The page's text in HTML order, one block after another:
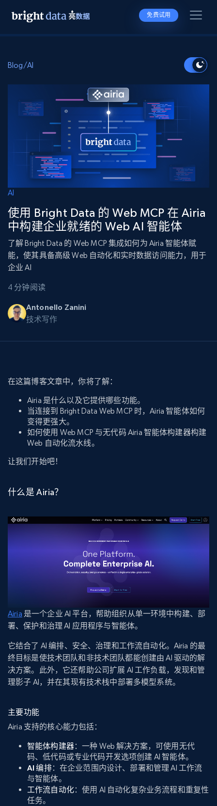
免费试用
Blog/AI
AI
使用 Bright Data 的 Web MCP 在 Airia
中构建企业就绪的 Web AI 智能体
了解 Bright Data 的 Web MCP 集成如何为 Airia 智能体赋
能，使其具备高级 Web 自动化和实时数据访问能力，用于
企业 AI
4 分钟阅读
Antonello Zanini
技术写作
在这篇博客文章中，你将了解：
Airia 是什么以及它提供哪些功能。
当连接到 Bright Data Web MCP 时，Airia 智能体如何
变得更强大。
如何使用 Web MCP 与无代码 Airia 智能体构建器构建
Web 自动化流水线。
让我们开始吧！
什么是 Airia？
Airia 是一个企业 AI 平台，帮助组织从单一环境中构建、部
署、保护和治理 AI 应用程序与智能体。
它结合了 AI 编排、安全、治理和工作流自动化。Airia 的最
终目标是使技术团队和非技术团队都能创建由 AI 驱动的解
决方案。此外，它还帮助公司扩展 AI 工作负载，发现和管
理影子 AI，并在其现有技术栈中部署多模型系统。
主要功能
Airia 支持的核心能力包括：
智能体构建器：一种 Web 解决方案，可使用无代
码、低代码或专业代码开发选项创建 AI 智能体。
AI 编排：在企业范围内设计、部署和管理 AI 工作流
与智能体。
工作流自动化：使用 AI 自动化复杂业务流程和重复性
任务。